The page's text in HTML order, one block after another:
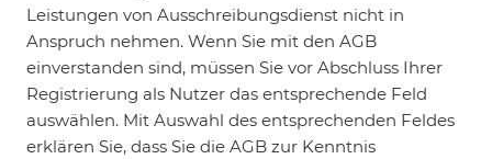
Leistungen von Ausschreibungsdienst nicht in
Anspruch nehmen. Wenn Sie mit den AGB
einverstanden sind, müssen Sie vor Abschluss Ihrer
Registrierung als Nutzer das entsprechende Feld
auswählen. Mit Auswahl des entsprechenden Feldes
erklären Sie, dass Sie die AGB zur Kenntnis